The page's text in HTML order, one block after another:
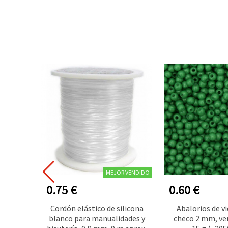
MEJOR VENDIDO
0.75 €
Cordón elástico de silicona
blanco para manualidades y
0.60 €
Abalorios de
checo 2 mm,